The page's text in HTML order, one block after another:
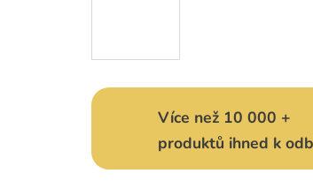
Více než 10 000 +
produktů ihned k